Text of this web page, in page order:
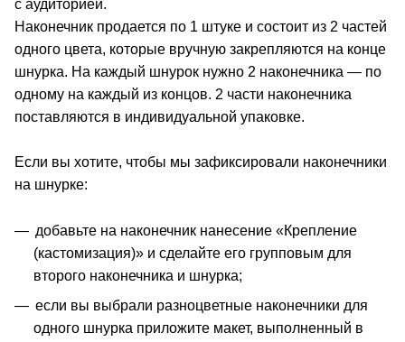
с аудиторией.
Наконечник продается по 1 штуке и состоит из 2 частей
одного цвета, которые вручную закрепляются на конце
шнурка. На каждый шнурок нужно 2 наконечника — по
одному на каждый из концов. 2 части наконечника
поставляются в индивидуальной упаковке.
Если вы хотите, чтобы мы зафиксировали наконечники
на шнурке:
добавьте на наконечник нанесение «Крепление
(кастомизация)» и сделайте его групповым для
второго наконечника и шнурка;
если вы выбрали разноцветные наконечники для
одного шнурка приложите макет, выполненный в